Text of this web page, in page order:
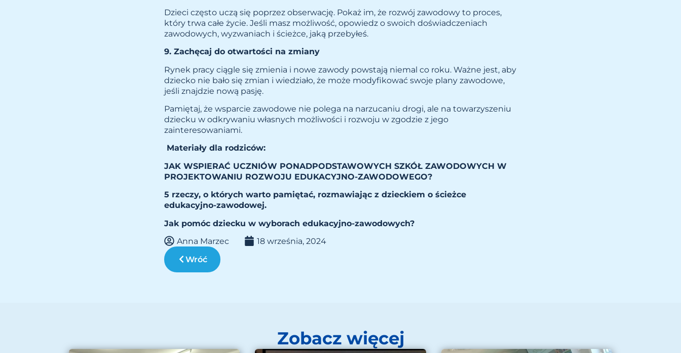
Dzieci często uczą się poprzez obserwację. Pokaż im, że rozwój zawodowy to proces,
który trwa całe życie. Jeśli masz możliwość, opowiedz o swoich doświadczeniach
zawodowych, wyzwaniach i ścieżce, jaką przebyłeś.
9. Zachęcaj do otwartości na zmiany
Rynek pracy ciągle się zmienia i nowe zawody powstają niemal co roku. Ważne jest, aby
dziecko nie bało się zmian i wiedziało, że może modyfikować swoje plany zawodowe,
jeśli znajdzie nową pasję.
Pamiętaj, że wsparcie zawodowe nie polega na narzucaniu drogi, ale na towarzyszeniu
dziecku w odkrywaniu własnych możliwości i rozwoju w zgodzie z jego
zainteresowaniami.
Materiały dla rodziców:
JAK WSPIERAĆ UCZNIÓW PONADPODSTAWOWYCH SZKÓŁ ZAWODOWYCH W
PROJEKTOWANIU ROZWOJU EDUKACYJNO-ZAWODOWEGO?
5 rzeczy, o których warto pamiętać, rozmawiając z dzieckiem o ścieżce
edukacyjno-zawodowej.
Jak pomóc dziecku w wyborach edukacyjno-zawodowych?
Anna Marzec
18 września, 2024
Wróć
Zobacz więcej